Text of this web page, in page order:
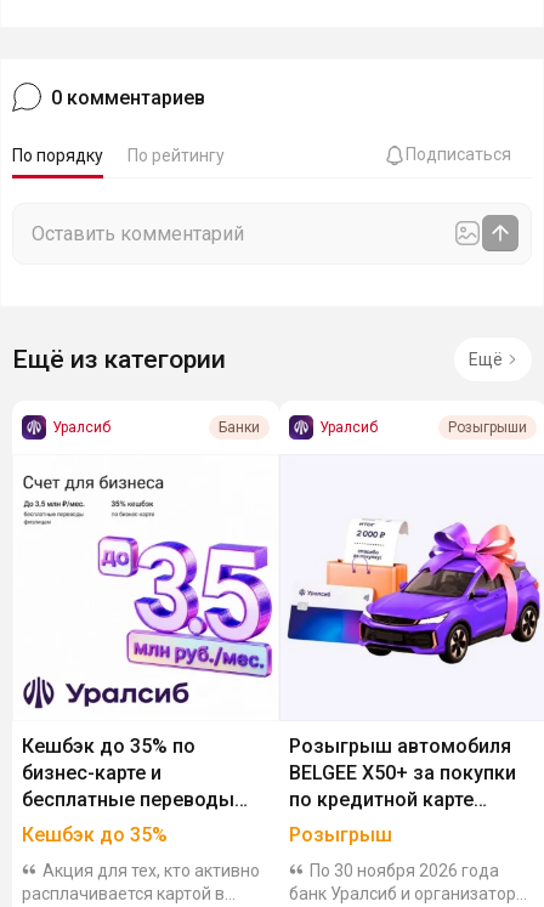
0 комментариев
По порядку По рейтингу Подписаться
Ещё из категории Ещё
Уралсиб Банки
Кешбэк до 35% по
бизнес-карте и
бесплатные переводы
физлицам в Уралсибе
Кешбэк до 35%
Акция для тех, кто активно
расплачивается картой в
Уралсиб Розыгрыши
Розыгрыш автомобиля
BELGEE X50+ за покупки
по кредитной карте
Уралсиб
Розыгрыш
По 30 ноября 2026 года
банк Уралсиб и организатор